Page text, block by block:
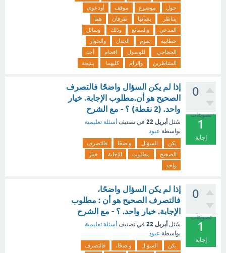
حول
موضوع موقف
أودعوى
يتناظر
بشأنها طرفان
هما
المدعي
والممانع وذلك
وسائل
خطابيه
تقوم الجدل
والحوار
الحجاجي
للوصول افحام
أحد
المتناظرين
وإلزام كليهما بنتيجة
0
تصويتات
1
إجابة
إذا لم يكن السؤال واضحًا فالتصرف
الصحيح هو أن.مطلوب الإجابة. خيار
واحد. (2 نقطة) ؟ - مع الشرح
سُئل أبريل 22 في تصنيف أسئلة تعليمية
بواسطة عبود
يكن السؤال واضحًا
فالتصرف
الصحيح
مطلوب الإجابة
خيار
واحد
0
تصويتات
1
إجابة
إذا لم يكن السؤال واضحًا،
فالتصرف الصحيح هو أن : مطلوب
الإجابة. خيار واحد. ؟ - مع الشرح
سُئل أبريل 22 في تصنيف أسئلة تعليمية
بواسطة عبود
يكن السؤال واضحًا،
فالتصرف